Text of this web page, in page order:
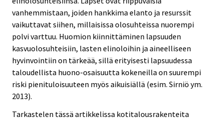
vanhemmistaan, joiden hankkima elanto ja resurssit
vaikuttavat siihen, millaisissa olosuhteissa nuorempi
polvi varttuu. Huomion kiinnittäminen lapsuuden
kasvuolosuhteisiin, lasten elinoloihin ja aineelliseen
hyvinvointiin on tärkeää, sillä erityisesti lapsuudessa
taloudellista huono-osaisuutta kokeneilla on suurempi
riski pienituloisuuteen myös aikuisiällä (esim. Sirniö ym.
2013).
Tarkastelen tässä artikkelissa kotitalousrakenteita